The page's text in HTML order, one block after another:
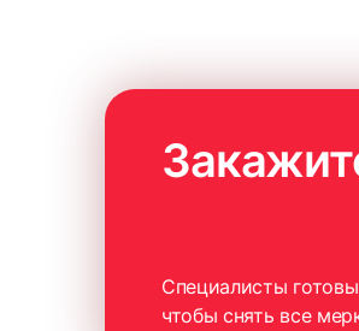
Специалисты
чтобы снять все